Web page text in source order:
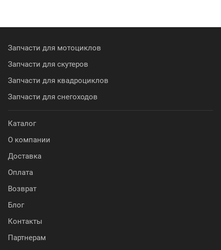
Запчасти для мотоциклов
Запчасти для скутеров
Запчасти для квадроциклов
Запчасти для снегоходов
Каталог
О компании
Доставка
Оплата
Возврат
Блог
Контакты
Партнерам